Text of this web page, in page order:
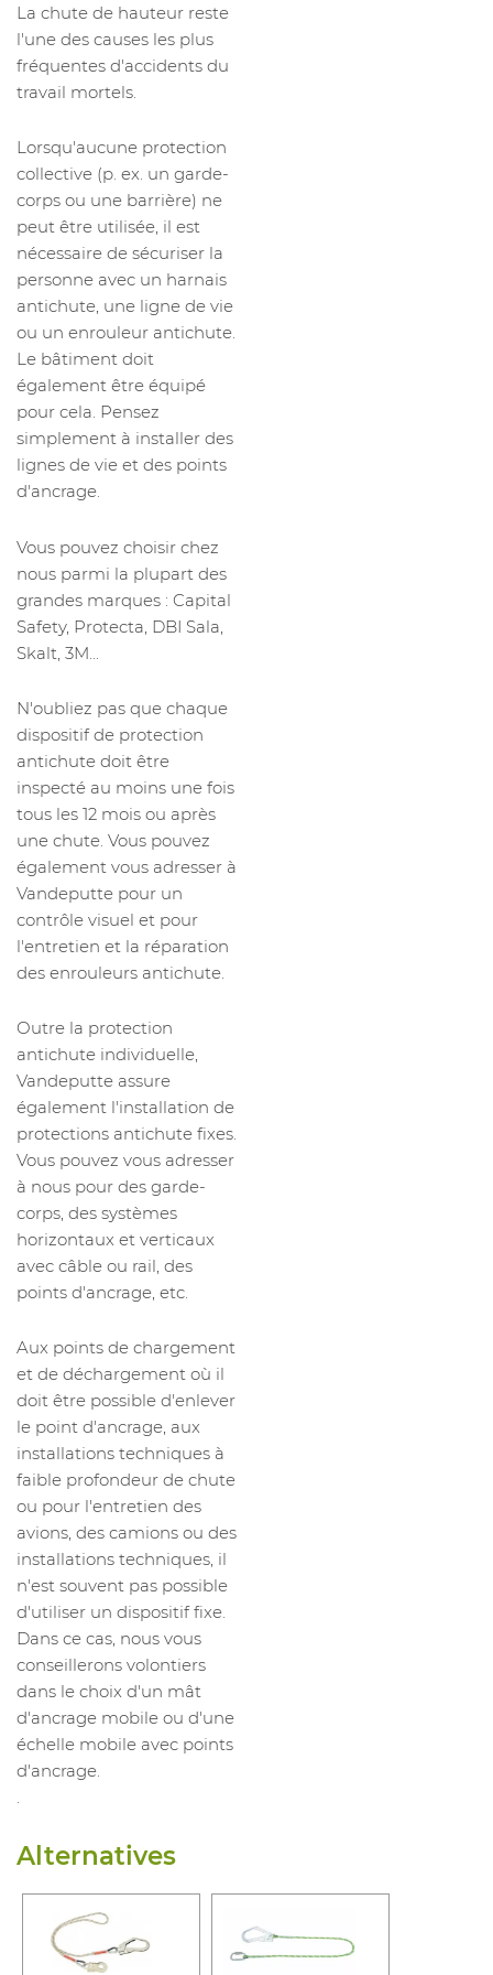
La chute de hauteur reste
l'une des causes les plus
fréquentes d'accidents du
travail mortels.
Lorsqu'aucune protection
collective (p. ex. un garde-
corps ou une barrière) ne
peut être utilisée, il est
nécessaire de sécuriser la
personne avec un harnais
antichute, une ligne de vie
ou un enrouleur antichute.
Le bâtiment doit
également être équipé
pour cela. Pensez
simplement à installer des
lignes de vie et des points
d'ancrage.
Vous pouvez choisir chez
nous parmi la plupart des
grandes marques : Capital
Safety, Protecta, DBI Sala,
Skalt, 3M...
N'oubliez pas que chaque
dispositif de protection
antichute doit être
inspecté au moins une fois
tous les 12 mois ou après
une chute. Vous pouvez
également vous adresser à
Vandeputte pour un
contrôle visuel et pour
l'entretien et la réparation
des enrouleurs antichute.
Outre la protection
antichute individuelle,
Vandeputte assure
également l'installation de
protections antichute fixes.
Vous pouvez vous adresser
à nous pour des garde-
corps, des systèmes
horizontaux et verticaux
avec câble ou rail, des
points d'ancrage, etc.
Aux points de chargement
et de déchargement où il
doit être possible d'enlever
le point d'ancrage, aux
installations techniques à
faible profondeur de chute
ou pour l'entretien des
avions, des camions ou des
installations techniques, il
n'est souvent pas possible
d'utiliser un dispositif fixe.
Dans ce cas, nous vous
conseillerons volontiers
dans le choix d'un mât
d'ancrage mobile ou d'une
échelle mobile avec points
d'ancrage.
.
Alternatives